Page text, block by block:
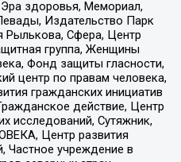
здоровья, Мемориал,
Издательство Парк
Рылькова, Сфера, Центр
группа, Женщины
Фонд защиты гласности,
центр по правам человека,
гражданских инициатив
действие, Центр
исследований, Сутяжник,
Центр развития
Частное учреждение в